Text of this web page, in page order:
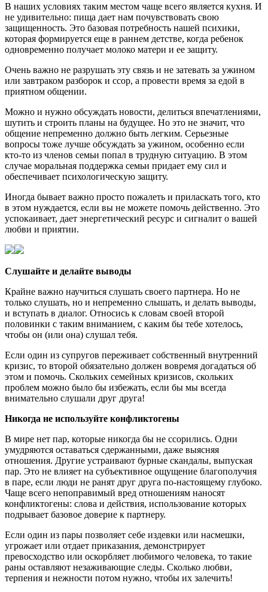
В наших условиях таким местом чаще всего является кухня. И
не удивительно: пища дает нам почувствовать свою
защищенность. Это базовая потребность нашей психики,
которая формируется еще в раннем детстве, когда ребенок
одновременно получает молоко матери и ее защиту.
Очень важно не разрушать эту связь и не затевать за ужином
или завтраком разборок и ссор, а провести время за едой в
приятном общении.
Можно и нужно обсуждать новости, делиться впечатлениями,
шутить и строить планы на будущее. Но это не значит, что
общение непременно должно быть легким. Серьезные
вопросы тоже лучше обсуждать за ужином, особенно если
кто-то из членов семьи попал в трудную ситуацию. В этом
случае моральная поддержка семьи придает ему сил и
обеспечивает психологическую защиту.
Иногда бывает важно просто пожалеть и приласкать того, кто
в этом нуждается, если вы не можете помочь действенно. Это
успокаивает, дает энергетический ресурс и сигналит о вашей
любви и приятии.
Слушайте и делайте выводы
Крайне важно научиться слушать своего партнера. Но не
только слушать, но и непременно слышать, и делать выводы,
и вступать в диалог. Относись к словам своей второй
половинки с таким вниманием, с каким бы тебе хотелось,
чтобы он (или она) слушал тебя.
Если один из супругов переживает собственный внутренний
кризис, то второй обязательно должен вовремя догадаться об
этом и помочь. Скольких семейных кризисов, скольких
проблем можно было бы избежать, если бы мы всегда
внимательно слушали друг друга!
Никогда не используйте конфликтогены
В мире нет пар, которые никогда бы не ссорились. Одни
умудряются оставаться сдержанными, даже выясняя
отношения. Другие устраивают бурные скандалы, выпуская
пар. Это не влияет на субъективное ощущение благополучия
в паре, если люди не ранят друг друга по-настоящему глубоко.
Чаще всего непоправимый вред отношениям наносят
конфликтогены: слова и действия, использование которых
подрывает базовое доверие к партнеру.
Если один из пары позволяет себе издевки или насмешки,
угрожает или отдает приказания, демонстрирует
превосходство или оскорбляет любимого человека, то такие
раны оставляют незаживающие следы. Сколько любви,
терпения и нежности потом нужно, чтобы их залечить!